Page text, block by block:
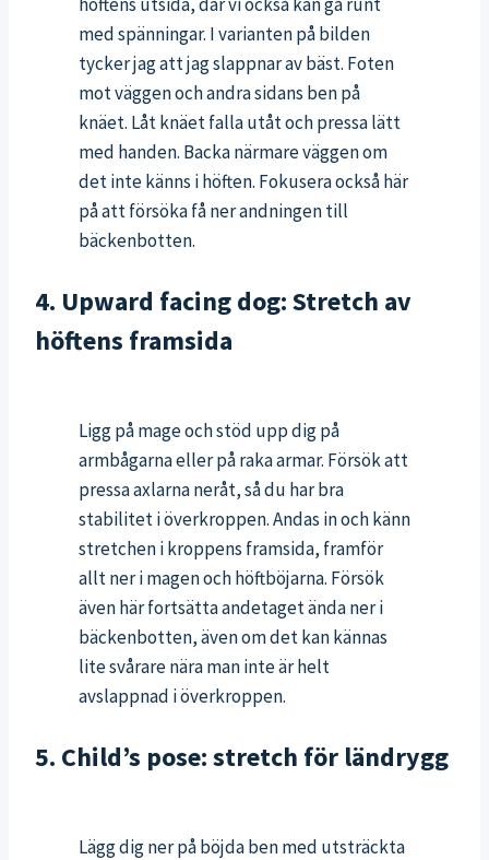
med spänningar. I varianten på bilden
tycker jag att jag slappnar av bäst. Foten
mot väggen och andra sidans ben på
knäet. Låt knäet falla utåt och pressa lätt
med handen. Backa närmare väggen om
det inte känns i höften. Fokusera också här
på att försöka få ner andningen till
bäckenbotten.
4. Upward facing dog: Stretch av
höftens framsida
Ligg på mage och stöd upp dig på
armbågarna eller på raka armar. Försök att
pressa axlarna neråt, så du har bra
stabilitet i överkroppen. Andas in och känn
stretchen i kroppens framsida, framför
allt ner i magen och höftböjarna. Försök
även här fortsätta andetaget ända ner i
bäckenbotten, även om det kan kännas
lite svårare nära man inte är helt
avslappnad i överkroppen.
5. Child’s pose: stretch för ländrygg
Lägg dig ner på böjda ben med utsträckta